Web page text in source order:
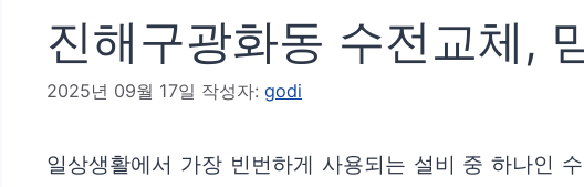
진해구광화동 수전교체,
2025년 09월 17일 작성자: godi
일상생활에서 가장 빈번하게 사용되는 설비 중 하나인